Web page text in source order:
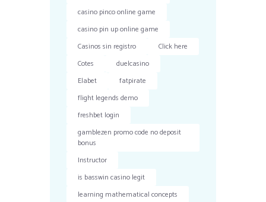
casino pinco online game
casino pin up online game
Casinos sin registro
Click here
Cotes
duelcasino
Elabet
fatpirate
flight legends demo
freshbet login
gamblezen promo code no deposit
bonus
Instructor
is basswin casino legit
learning mathematical concepts